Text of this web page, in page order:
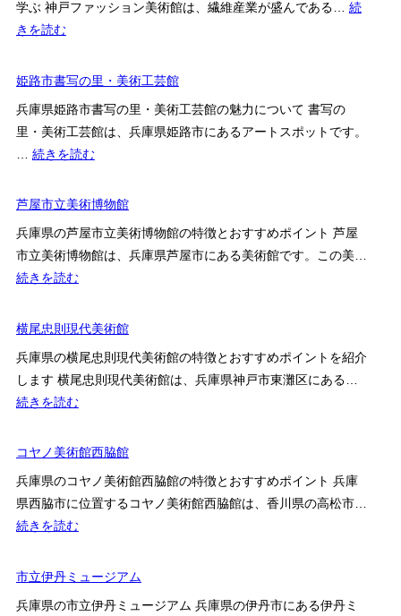
術
料
金・
ア
セ
ス
を
解
美
学ぶ 神戸ファッション美術館は、繊維産業が盛んである… 続
きを読む:
戸
ァ
ッ
シ
ン
美
術
館
姫路市書写の里・美術工芸館
兵庫県姫路市書写の里・美術工芸館の魅力について 書写の
里・美術工芸館は、兵庫県姫路市にあるアートスポットです。
続きを読む:
路
書
写
美
術
工
芦屋市立美術博物館
兵庫県の芦屋市立美術博物館の特徴とおすすめポイント 芦屋
市立美術博物館は、兵庫県芦屋市にある美術館です。この美…
続きを読む:
屋
立
美
術
物
館
横尾忠則現代美術館
兵庫県の横尾忠則現代美術館の特徴とおすすめポイントを紹介
します 横尾忠則現代美術館は、兵庫県神戸市東灘区にある…
続きを読む:
尾
則
現
代
術
館
コヤノ美術館西脇館
兵庫県のコヤノ美術館西脇館の特徴とおすすめポイント 兵庫
県西脇市に位置するコヤノ美術館西脇館は、香川県の高松市…
続きを読む:
市立伊丹ミュージアム
兵庫県の市立伊丹ミュージアム 兵庫県の伊丹市にある伊丹ミ